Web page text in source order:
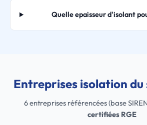
Quelle epaisseur d'isolant
Entreprises isolation du
6 entreprises référencées (base
certifiées RGE